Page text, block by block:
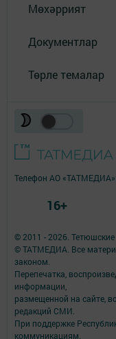
Мөхәррият
Документлар
Төрле темалар
© 2011 - 2026.
© ТАТМЕДИА. Все
законом.
Перепечатка,
информации,
размещенной на сайте,
редакций СМИ.
При поддержке
коммуникациям.
Телефон АО «ТАТМЕДИА»:
16+